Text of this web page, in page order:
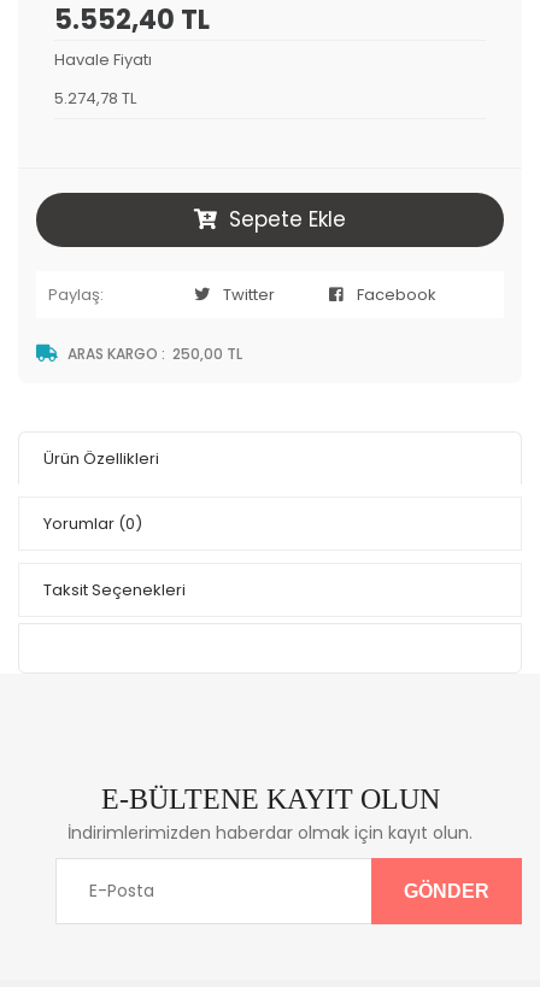
5.552,40 TL
Havale Fiyatı
5.274,78 TL
Sepete Ekle
Paylaş: Twitter Facebook
ARAS KARGO : 250,00 TL
Ürün Özellikleri
Yorumlar (0)
Taksit Seçenekleri
E-BÜLTENE KAYIT OLUN
İndirimlerimizden haberdar olmak için kayıt olun.